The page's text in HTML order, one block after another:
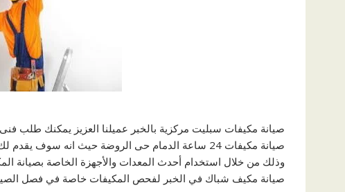
صيانة مكيفات سبليت مركزية بالخبر عميلنا العزيز يمكنك
صيانة مكيفات 24 ساعة الدمام حى الروضة حيث انه سوف يقدم لك كافة أعمال الصيانة بشكل احترافي
وذلك من خلال استخدام أحدث المعدات والأجهزة الخاصة بصيانة
صيانة مكيف شباك في الخبر لفحص المكيفات خاصة في فصل